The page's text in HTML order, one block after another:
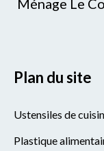
Plan du site
Ustensiles de
Plastique